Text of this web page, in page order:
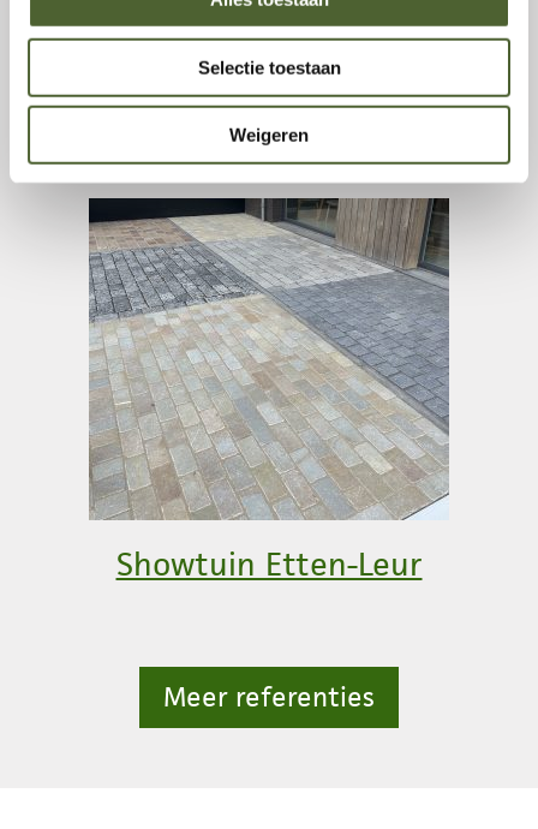
Selectie toestaan
Weigeren
Karrenspoor
Showtuin Etten-Leur
Meer referenties